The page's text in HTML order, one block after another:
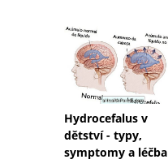
Hydrocefalus v
dětství - typy,
symptomy a léčba